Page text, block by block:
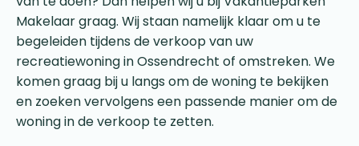
Makelaar graag. Wij staan namelijk klaar om u te
begeleiden tijdens de verkoop van uw
recreatiewoning in Ossendrecht of omstreken. We
komen graag bij u langs om de woning te bekijken
en zoeken vervolgens een passende manier om de
woning in de verkoop te zetten.